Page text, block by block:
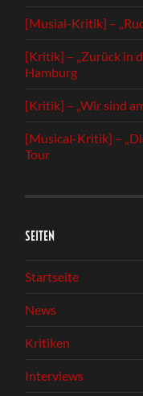
[Musial-Kritik] –
[Kritik] – „Zurück in
Hamburg
[Kritik] – „Wir sind
[Musical-Kritik] –
Tour
SEITEN
Startseite
News
Kritiken
Interviews